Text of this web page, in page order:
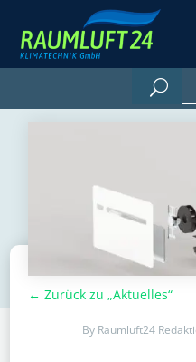
← Zurück zu „Aktuelles“
By Raumluft24